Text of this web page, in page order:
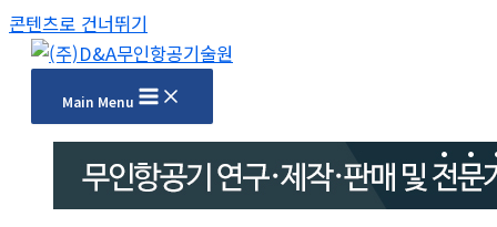
콘텐츠로 건너뛰기
Main Menu